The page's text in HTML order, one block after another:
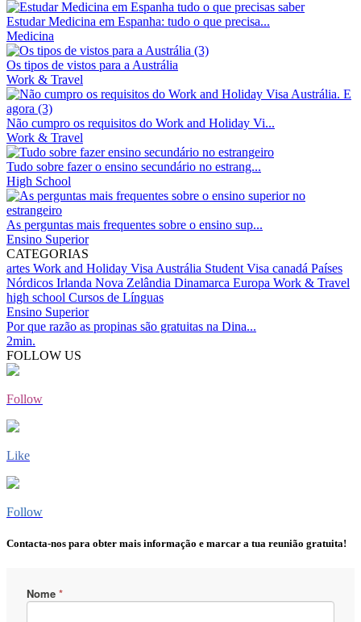
Estudar Medicina em Espanha: tudo o que precisa...
Medicina
Os tipos de vistos para a Austrália
Work & Travel
Não cumpro os requisitos do Work and Holiday Vi...
Work & Travel
Tudo sobre fazer o ensino secundário no estrang...
High School
As perguntas mais frequentes sobre o ensino sup...
Ensino Superior
CATEGORIAS
artes Work and Holiday Visa Austrália Student Visa canadá Países
Nórdicos Irlanda Nova Zelândia Dinamarca Europa Work & Travel
high school Cursos de Línguas
Ensino Superior
Por que razão as propinas são gratuitas na Dina...
2min.
FOLLOW US
Follow
Like
Follow
Contacta-nos para obter mais informação e marcar a tua reunião gratuita!